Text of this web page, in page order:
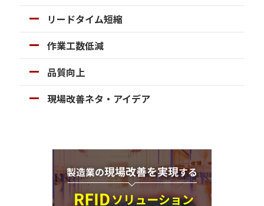
リードタイム短縮
作業工数低減
品質向上
現場改善ネタ・アイデア